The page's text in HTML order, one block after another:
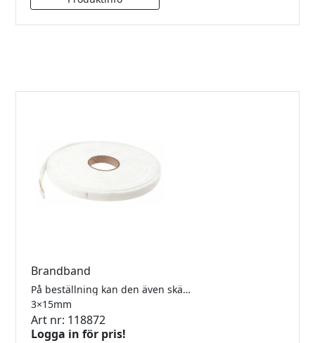
Brandband
På beställning kan den även skäras upp i andra bredder och tjocklekar. 10 meter/rulle.
3×15mm
Art nr: 118872
Logga in för pris!